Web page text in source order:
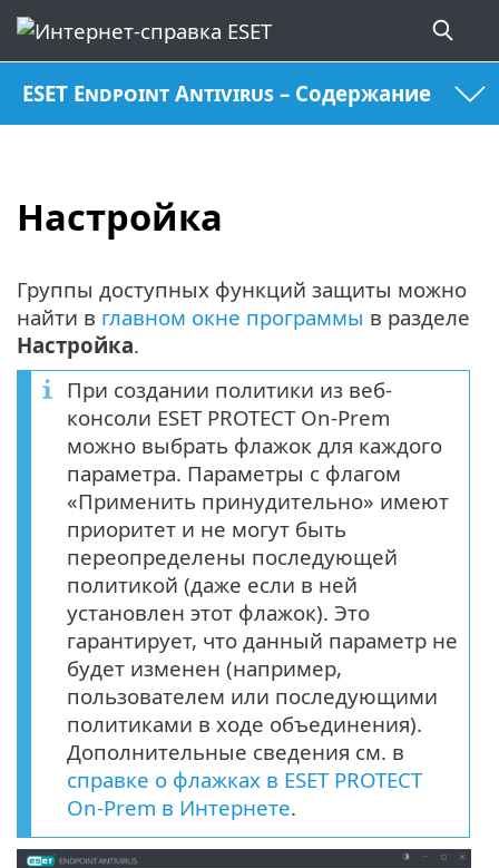
ESET Endpoint Antivirus – Содержание
Настройка
Группы доступных функций защиты можно
найти в главном окне программы в разделе
Настройка.
При создании политики из веб-
консоли ESET PROTECT On-Prem
можно выбрать флажок для каждого
параметра. Параметры с флагом
«Применить принудительно» имеют
приоритет и не могут быть
переопределены последующей
политикой (даже если в ней
установлен этот флажок). Это
гарантирует, что данный параметр не
будет изменен (например,
пользователем или последующими
политиками в ходе объединения).
Дополнительные сведения см. в
справке о флажках в ESET PROTECT
On-Prem в Интернете.